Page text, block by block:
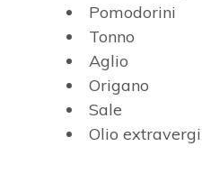
Pomodorini
Tonno
Aglio
Origano
Sale
Olio